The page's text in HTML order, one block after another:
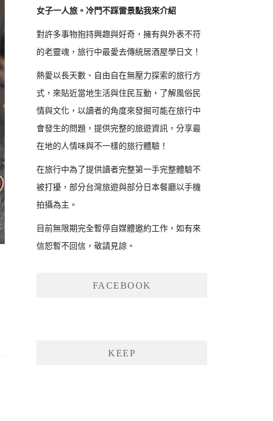
女子一人旅。冷門不踩雷景點我來介紹
對許多事物抱持興趣與好奇，擁有與外表不符
的老靈魂，旅行中最愛去傳統居酒屋學日文！
熱愛以長天數、自由自在無壓力探索的旅行方
式，來貼近當地生活與住民互動，了解風俗民
情與文化，以讀者的角度來發掘可能在旅行中
會發生的問題，提供完整的旅遊資訊，分享最
在地的人情味與不一樣的旅行體驗！
在旅行中為了提供讀者完整第一手完整體驗不
被打擾，部分台灣旅遊與部分日本餐廳以手機
拍攝為主。
目前無限期完全暫停自媒體邀約工作，如有來
信恕暫不回信，敬請見諒。
FACEBOOK
KEEP